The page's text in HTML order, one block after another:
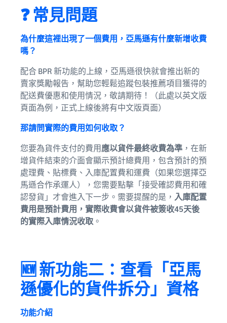
❓ 常見問題
為什麼這裡出現了一個費用，亞馬遜有什麼新增收費
嗎？
配合 BPR 新功能的上線，亞馬遜很快就會推出新的
賣家獎勵報告，幫助您輕鬆追蹤包裝推薦項目獲得的
配送費優惠和使用情況，敬請期待！（此處以英文版
頁面為例，正式上線後將有中文版頁面）
那請問實際的費用如何收取？
您要為貨件支付的費用 應以貨件最終收費為準 ，在新
增貨件結束的介面會顯示預計總費用，包含預計的預
處理費、貼標費、入庫配置費和運費（如果您選擇亞
馬遜合作承運人），您需要點擊「接受確認費用和確
認發貨」才會進入下一步。需要提醒的是， 入庫配置
費用是預計費用，實際收費會以貨件被簽收45天後
的實際入庫情況收取 。
🆕 新功能二：查看「亞馬
遜優化的貨件拆分」資格
功能介紹